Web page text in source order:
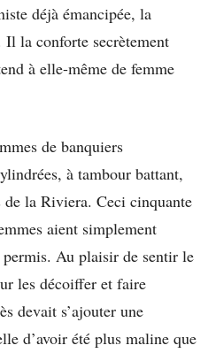
déjà émancipée, la
la conforte secrètement
à elle-même de femme
de banquiers
à tambour battant,
de la Riviera. Ceci cinquante
aient simplement
permis. Au plaisir de sentir le
les décoiffer et faire
devait s’ajouter une
d’avoir été plus maline que